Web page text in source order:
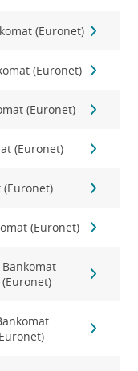
(Euronet)
(Euronet)
(Euronet)
(Euronet)
(Euronet)
(Euronet)
Bankomat
(Euronet)